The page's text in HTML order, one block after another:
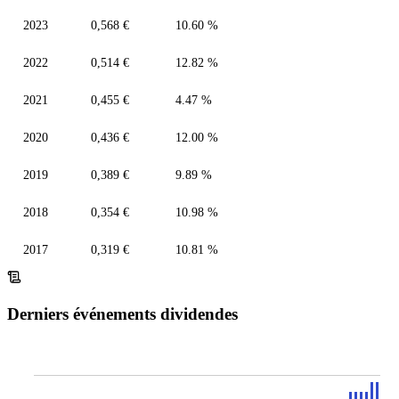
2023 0,568 € 10.60 %
2022 0,514 € 12.82 %
2021 0,455 € 4.47 %
2020 0,436 € 12.00 %
2019 0,389 € 9.89 %
2018 0,354 € 10.98 %
2017 0,319 € 10.81 %
Derniers événements dividendes